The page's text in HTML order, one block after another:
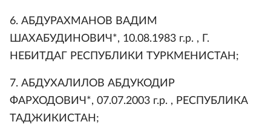
6. АБДУРАХМАНОВ ВАДИМ
ШАХАБУДИНОВИЧ*, 10.08.1983 г.р. , Г.
НЕБИТДАГ РЕСПУБЛИКИ ТУРКМЕНИСТАН;
7. АБДУХАЛИЛОВ АБДУКОДИР
ФАРХОДОВИЧ*, 07.07.2003 г.р. , РЕСПУБЛИКА
ТАДЖИКИСТАН;